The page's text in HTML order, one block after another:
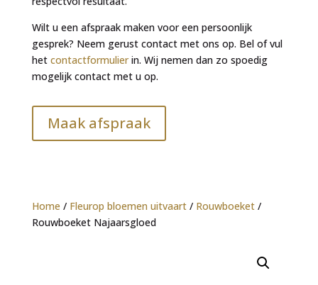
Wilt u een afspraak maken voor een persoonlijk
gesprek? Neem gerust contact met ons op. Bel of vul
het contactformulierin. Wij nemen dan zo spoedig
mogelijk contact met u op.
Maak afspraak
Home / Fleurop bloemen uitvaart/ Rouwboeket/
Rouwboeket Najaarsgloed